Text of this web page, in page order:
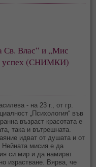
Св. Влас“ и „Мис
успех (СНИМКИ)
- на 23 г., от гр.
„Психология“ във
възраст красотата е
така и вътрешната.
идват от душата и от
Нейната мисия е да
си мир и да намират
израстване. Вярва, че